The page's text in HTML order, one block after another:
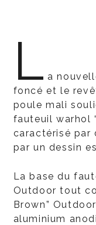
L a
foncé et le
poule mali
fauteuil warhol
caractérisé par
par un dessin
La base du
Outdoor tout
Brown”
aluminium